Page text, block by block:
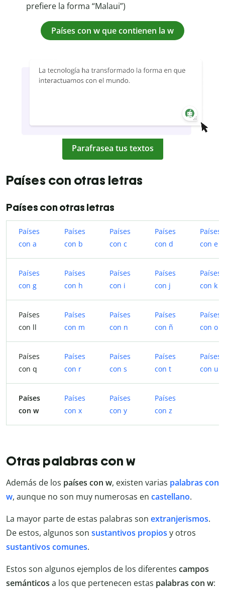
prefiere la forma “Malaui”)
Países con w que contienen la w
Parafrasea tus textos
Países con otras letras
Países con otras letras
Países
con a
Países
con b
Países
con c
Países
con d
Países
con e
Países
con g
Países
con h
Países
con i
Países
con j
Países
con k
Países
con ll
Países
con m
Países
con n
Países
con ñ
Países
con o
Países
con q
Países
con r
Países
con s
Países
con t
Países
con u
Países
con w
Países
con x
Países
con y
Países
con z
Otras palabras con w
Además de los países con w, existen varias palabras con
w, aunque no son muy numerosas en castellano.
La mayor parte de estas palabras son extranjerismos.
De estos, algunos son sustantivos propios y otros
sustantivos comunes.
Estos son algunos ejemplos de los diferentes campos
semánticos a los que pertenecen estas palabras con w: